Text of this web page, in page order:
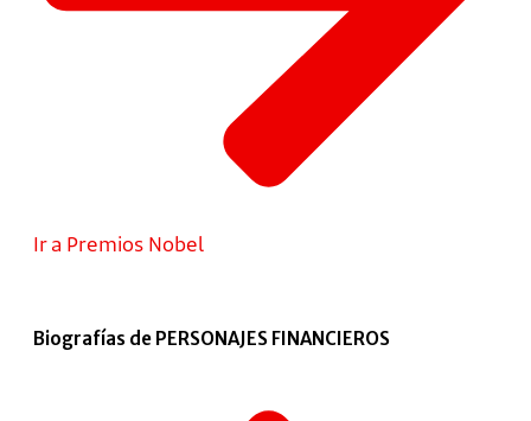
Ir a Premios Nobel
Biografías de PERSONAJES FINANCIEROS